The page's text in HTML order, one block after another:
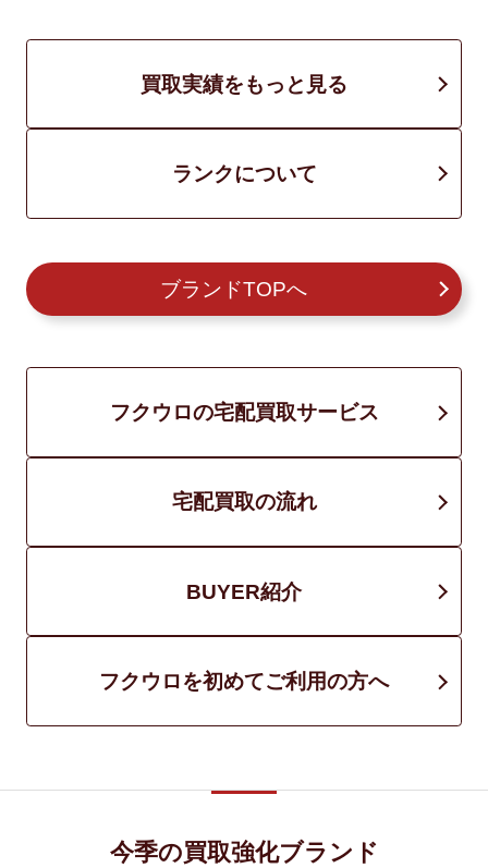
買取実績をもっと見る
ランクについて
ブランドTOPへ
フクウロの宅配買取サービス
宅配買取の流れ
BUYER紹介
フクウロを初めてご利用の方へ
今季の買取強化ブランド